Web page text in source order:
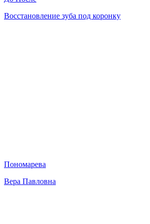
Восстановление зуба под коронку
Пономарева
Вера Павловна